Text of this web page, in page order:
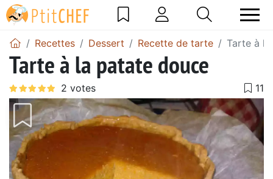
Recettes Dessert Recette de tarte Tarte à
Tarte à la patate douce